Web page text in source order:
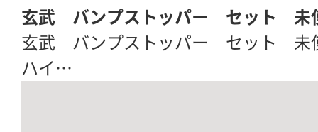
玄武 バンプストッパー セット 未
玄武 バンプストッパー セット 未
ハイ…